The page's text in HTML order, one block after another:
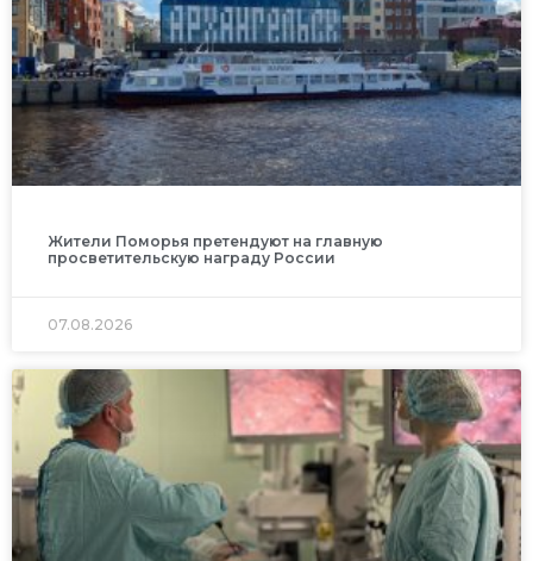
Жители Поморья претендуют на главную
просветительскую награду России
07.08.2026